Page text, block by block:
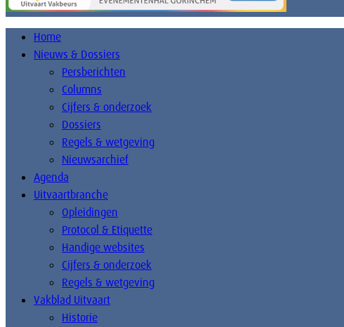
Home
Nieuws & Dossiers
Persberichten
Columns
Cijfers & onderzoek
Dossiers
Regels & wetgeving
Nieuwsarchief
Agenda
Uitvaartbranche
Opleidingen
Protocol & Etiquette
Handige websites
Cijfers & onderzoek
Regels & wetgeving
Vakblad Uitvaart
Historie